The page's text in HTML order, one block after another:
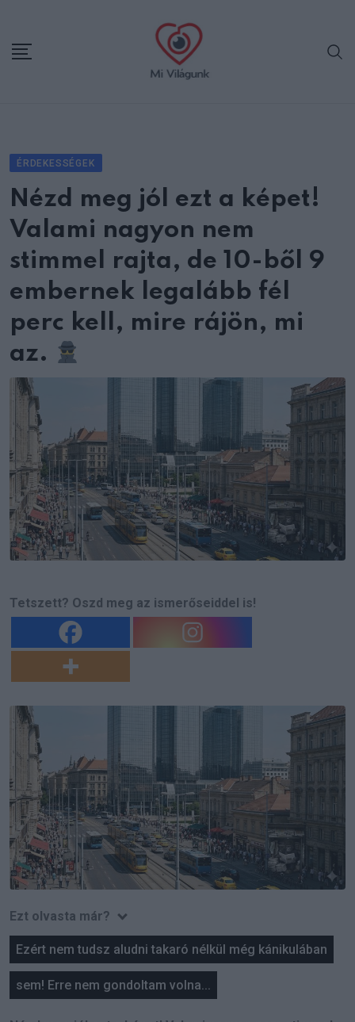
content
ÉRDEKESSÉGEK
Nézd meg jól ezt a képet!
Valami nagyon nem
stimmel rajta, de 10-ből 9
embernek legalább fél
perc kell, mire rájön, mi
az.
Tetszett? Oszd meg az ismerőseiddel is!
Ezt olvasta már?
Ezért nem tudsz aludni takaró nélkül még kánikulában
sem! Erre nem gondoltam volna...